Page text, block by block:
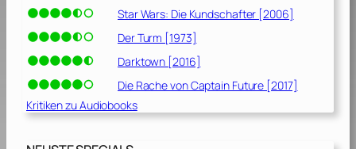
Star Wars: Die Kundschafter [2006]
Der Turm [1973]
Darktown [2016]
Die Rache von Captain Future [2017]
Kritiken zu Audiobooks